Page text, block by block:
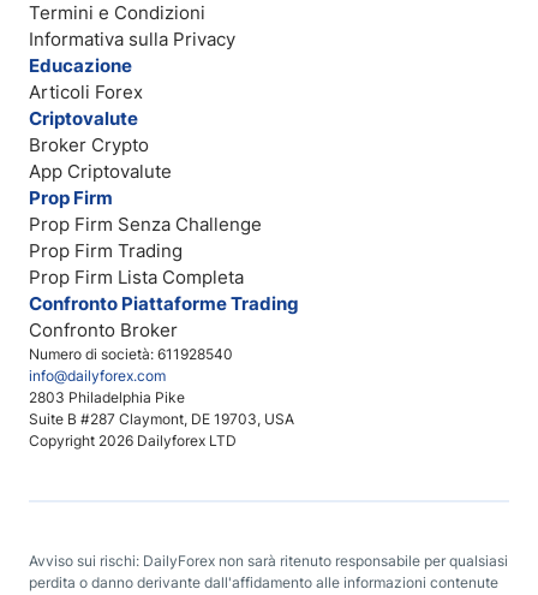
Numero di società: 611928540
info@dailyforex.com
2803 Philadelphia Pike
Suite B #287 Claymont, DE 19703, USA
Copyright 2026 Dailyforex LTD
Termini e Condizioni
Informativa sulla Privacy
Educazione
Articoli Forex
Criptovalute
Broker Crypto
App Criptovalute
Prop Firm
Prop Firm Senza Challenge
Prop Firm Trading
Prop Firm Lista Completa
Confronto Piattaforme Trading
Confronto Broker
Avviso sui rischi: DailyForex non sarà ritenuto responsabile per qualsiasi
perdita o danno derivante dall'affidamento alle informazioni contenute